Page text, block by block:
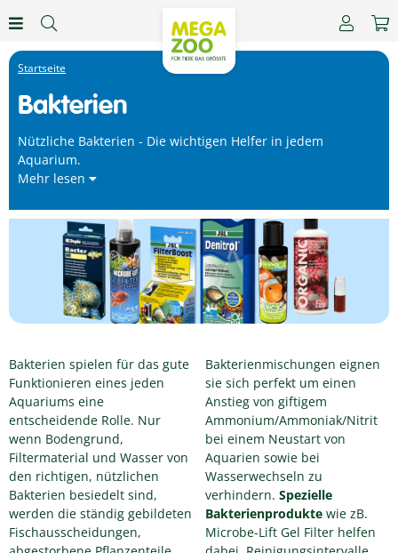
Bakterien
Nützliche Bakterien - Die wichtigen Helfer in jedem
Aquarium.
Mehr lesen
Bakterien spielen für das gute
Funktionieren eines jeden
Aquariums eine
entscheidende Rolle. Nur
wenn Bodengrund,
Filtermaterial und Wasser von
den richtigen, nützlichen
Bakterien besiedelt sind,
werden die ständig gebildeten
Fischausscheidungen,
Bakterienmischungen eignen
sie sich perfekt um einen
Anstieg von giftigem
Ammonium/Ammoniak/Nitrit
bei einem Neustart von
Aquarien sowie bei
Wasserwechseln zu
verhindern. Spezielle
Bakterienprodukte wie zB.
Microbe-Lift Gel Filter helfen